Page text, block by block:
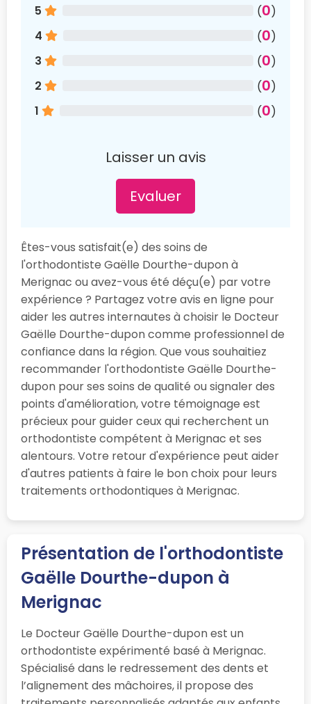
5 (0)
4
(0)
3
(0)
2
(0)
1
(0)
Laisser un avis
Evaluer
Êtes-vous satisfait(e) des soins de
l'orthodontiste Gaëlle Dourthe-dupon à
Merignac ou avez-vous été déçu(e) par votre
expérience ? Partagez votre avis en ligne pour
aider les autres internautes à choisir le Docteur
Gaëlle Dourthe-dupon comme professionnel de
confiance dans la région. Que vous souhaitiez
recommander l'orthodontiste Gaëlle Dourthe-
dupon pour ses soins de qualité ou signaler des
points d'amélioration, votre témoignage est
précieux pour guider ceux qui recherchent un
orthodontiste compétent à Merignac et ses
alentours. Votre retour d'expérience peut aider
d'autres patients à faire le bon choix pour leurs
traitements orthodontiques à Merignac.
Présentation de l'orthodontiste
Gaëlle Dourthe-dupon à
Merignac
Le Docteur Gaëlle Dourthe-dupon est un
orthodontiste expérimenté basé à Merignac.
Spécialisé dans le redressement des dents et
l’alignement des mâchoires, il propose des